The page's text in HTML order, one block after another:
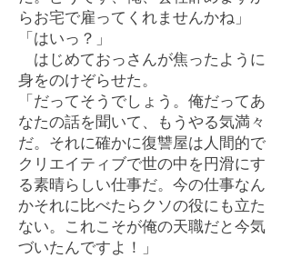
らお宅で雇ってくれませんかね」
「はいっ？」
はじめておっさんが焦ったように
身をのけぞらせた。
「だってそうでしょう。俺だってあ
なたの話を聞いて、もうやる気満々
だ。それに確かに復讐屋は人間的で
クリエイティブで世の中を円滑にす
る素晴らしい仕事だ。今の仕事なん
かそれに比べたらクソの役にも立た
ない。これこそが俺の天職だと今気
づいたんですよ！」